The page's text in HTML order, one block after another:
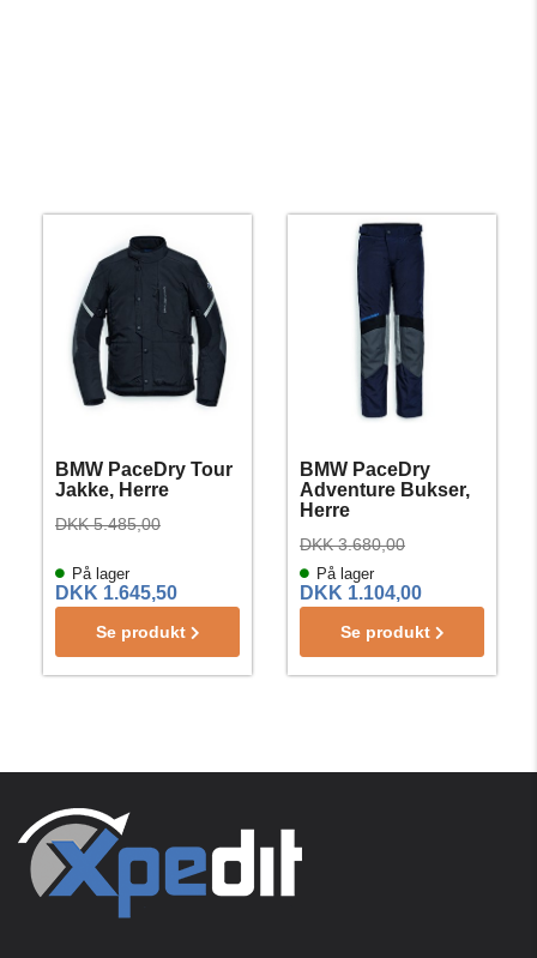
BMW PaceDry Tour
Jakke, Herre
På lager
DKK 5.485,00
DKK 1.645,50
Se produkt
BMW PaceDry
Adventure Bukser,
Herre
På lager
DKK 3.680,00
DKK 1.104,00
Se produkt